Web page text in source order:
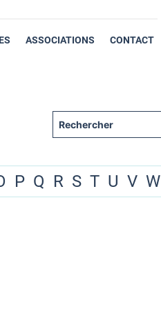
ASSOCIATIONS CONTACT
P Q R S T U V W